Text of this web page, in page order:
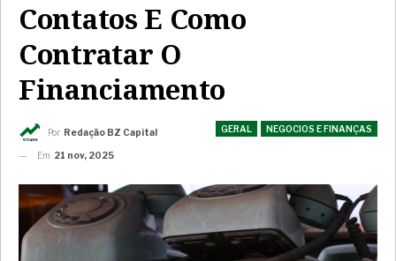
Contatos E Como
Contratar O
Financiamento
GERAL NEGOCIOS E FINANÇAS
Por Redação BZ Capital
Em 21 nov, 2025